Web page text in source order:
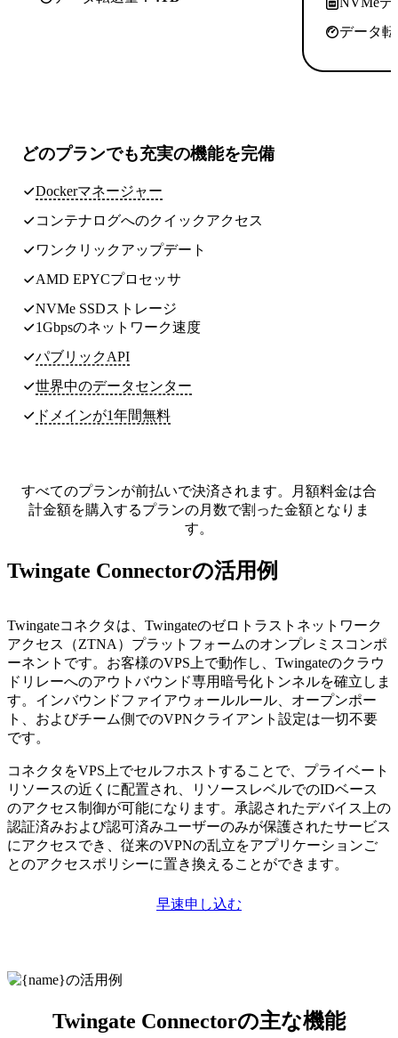
データ
どのプランでも充実の機能を完備
Dockerマネージャー
コンテナログへのクイックアクセス
ワンクリックアップデート
AMD EPYCプロセッサ
NVMe SSDストレージ
1Gbpsのネットワーク速度
パブリックAPI
世界中のデータセンター
ドメインが1年間無料
すべてのプランが前払いで決済されます。月額料金は合
計金額を購入するプランの月数で割った金額となりま
す。
Twingate Connectorの活用例
Twingateコネクタは、Twingateのゼロトラストネットワーク
アクセス（ZTNA）プラットフォームのオンプレミスコンポ
ーネントです。お客様のVPS上で動作し、Twingateのクラウ
ドリレーへのアウトバウンド専用暗号化トンネルを確立しま
す。インバウンドファイアウォールルール、オープンポー
ト、およびチーム側でのVPNクライアント設定は一切不要
です。
コネクタをVPS上でセルフホストすることで、プライベート
リソースの近くに配置され、リソースレベルでのIDベース
のアクセス制御が可能になります。承認されたデバイス上の
認証済みおよび認可済みユーザーのみが保護されたサービス
にアクセスでき、従来のVPNの乱立をアプリケーションご
とのアクセスポリシーに置き換えることができます。
早速申し込む
Twingate Connectorの主な機能